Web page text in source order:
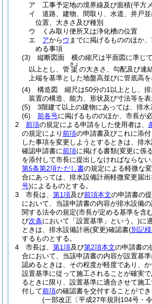
ア
工事予定地の境界線及び面積(平方
イ
道路、建物、間取り、水道、井戸
位置、大きさ及び種別
ウ
くみ取り便所又は浄化槽の位置
エ
アからウ までに掲げるもののほか
める事項
(3)
縦断図面 横の縮尺は平面図に準じ
以上とし、管 渠
きょ
の大きさ、勾配及び連
上端を基準とした地盤高並びに管底高を
(4)
構造図 縮尺は50分の1以上とし、排
装置の構造、能力、形状及び寸法等を表
(5)
3階建て以上の建物にあっては、排水
(6)
前各号に掲げるもののほか、市長が
2
前項の規定による申請をした使用者は、
の規定により前項の申請書及びこれに添
した事項を変更しようとするときは、排
確認申請書に前項に掲げる書類(変更に係
を添付して市長に提出しなければならない
第5条第2項ただし書の規定による軽微な
合にあっては、排水設備計画軽微変更届
号)によるものとする。
3
市長は、 第1項及び前項本文の申請書の
において、当該申請書の内容が排水設備
関する法令の規定(市長が定める基準を含
び次条において「設置基準」という。)に
ときは、排水設備計画(変更)確認書(別記
するものとする。
4
市長は、 第1項及び第2項本文の申請書の
合において、当該申請書の内容が設置基
認めるときは、その程度が軽度であり、
設置基準に従って施工されることが確実
るときに限り、設置基準に適合させて施
付して前項の確認書を交付することができ
(一部改正〔平成27年規則104号・